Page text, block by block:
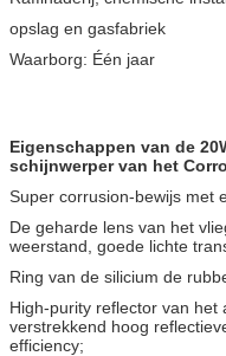
opslag en gasfabriek
Waarborg: Één jaar
Eigenschappen van de
schijnwerper van het
Super corrusion-bewijs met
De geharde lens van het
weerstand, goede lichte
Ring van de silicium de
High-purity reflector van
verstrekkend hoog
efficiency;